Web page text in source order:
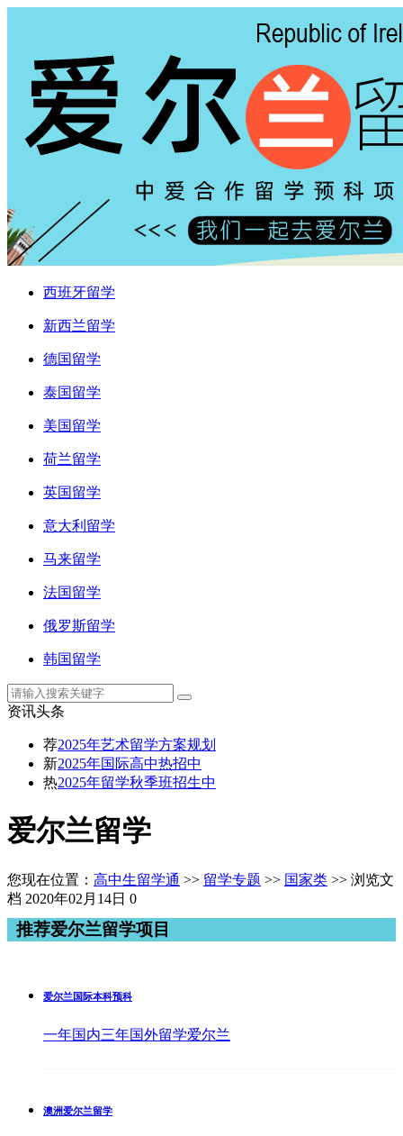
西班牙留学
新西兰留学
德国留学
泰国留学
美国留学
荷兰留学
英国留学
意大利留学
马来留学
法国留学
俄罗斯留学
韩国留学
资讯头条
荐2025年艺术留学方案规划
新2025年国际高中热招中
热2025年留学秋季班招生中
爱尔兰留学
您现在位置： 高中生留学通 >> 留学专题 >> 国家类 >> 浏览文
档 2020年02月14日 0
推荐爱尔兰留学项目
爱尔兰国际本科预科
一年国内三年国外留学爱尔兰
澳洲爱尔兰留学